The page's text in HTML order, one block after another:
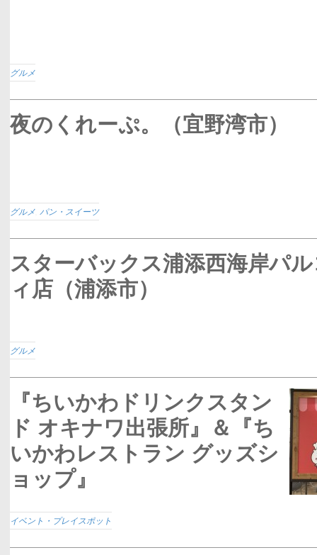
グルメ
夜のくれーぷ。（宜野湾市）
グルメ パン・スイーツ
スターバックス浦添西海岸パ
ィ店（浦添市）
グルメ
『ちいかわドリンクスタン
ド オキナワ出張所』＆『ち
いかわレストラン グッズシ
ョップ』
イベント・プレイスポット